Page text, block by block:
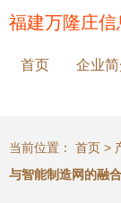
福建万隆庄信
首页 企业
当前位置： 首页 >
与智能制造网的融